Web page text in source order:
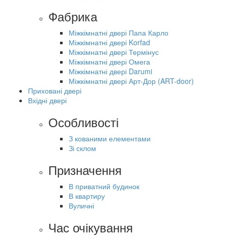
Фабрика
Міжкімнатні двері Папа Карло
Міжкімнатні двері Korfad
Міжкімнатні двері Термінус
Міжкімнатні двері Омега
Міжкімнатні двері Darumi
Міжкімнатні двері Арт-Дор (ART-door)
Приховані двері
Вхідні двері
Особливості
З кованими елементами
Зі склом
Призначення
В приватний будинок
В квартиру
Вуличні
Час очікування